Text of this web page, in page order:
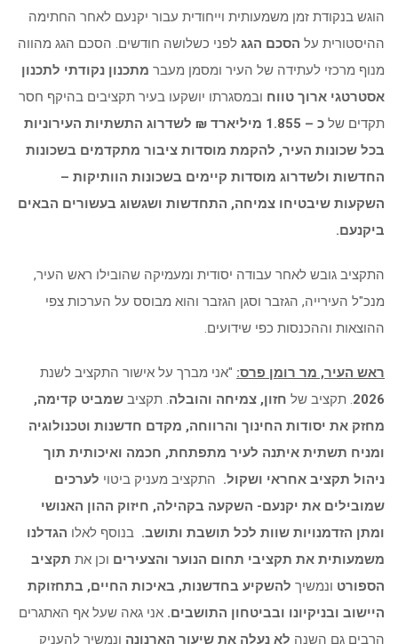
הוגש בנקודת זמן משמעותית וייחודית עבור יקנעם לאחר החתימה
ההיסטורית על הסכם הגג לפני כשלושה חודשים. הסכם הגג מהווה
מנוף מרכזי לעתידה של העיר ומסמן מעבר מתכנון נקודתי לתכנון
אסטרטגי ארוך טווח ובמסגרתו יושקעו בעיר תקציבים בהיקף חסר
תקדים של
כ – 1.855 מיליארד ₪ לשדרוג התשתיות העירוניות
בכל שכונות העיר, להקמת מוסדות ציבור מתקדמים בשכונות
החדשות ולשדרוג מוסדות קיימים בשכונות הוותיקות –
השקעות שיבטיחו צמיחה, התחדשות ושגשוג בעשורים הבאים
ביקנעם.
התקציב גובש לאחר עבודה יסודית ומעמיקה שהובילו ראש העיר,
מנכ"ל העירייה, הגזבר וסגן הגזבר והוא מבוסס על הערכות צפי
ההוצאות וההכנסות כפי שידועים.
ראש העיר, מר רומן פרס: "אני מברך על אישור התקציב לשנת
2026. תקציב של חזון, צמיחה והובלה. תקציב שמביט קדימה,
מחזק את יסודות החינוך והרווחה, מקדם חדשנות וטכנולוגיה
ומניח תשתית איתנה לעיר מתפתחת, חכמה ואיכותית תוך
ניהול תקציב אחראי ושקול. התקציב מעניק ביטוי לערכים
שמובילים את יקנעם- השקעה בקהילה, חיזוק ההון האנושי
ומתן הזדמנויות שוות לכל תושבת ותושב. בנוסף לאלו הגדלנו
משמעותית את תקציבי תחום הנוער והצעירים וכן את תקציב
הספורט ונמשיך להשקיע בחדשנות, באיכות החיים, בתחזוקת
היישוב ובניקיונו ובביטחון התושבים. אני גאה שעל אף האתגרים
הרבים גם השנה לא נעלה את שיעור הארנונה ונמשיך להעניק